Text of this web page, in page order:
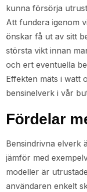
kunna försörja
Att fundera igenom
önskar få ut av sitt
största vikt innan
och ert eventuella
Effekten mäts i watt
bensinelverk i vår
Fördelar
Bensindrivna elverk
jämför med
modeller är
användaren enkelt